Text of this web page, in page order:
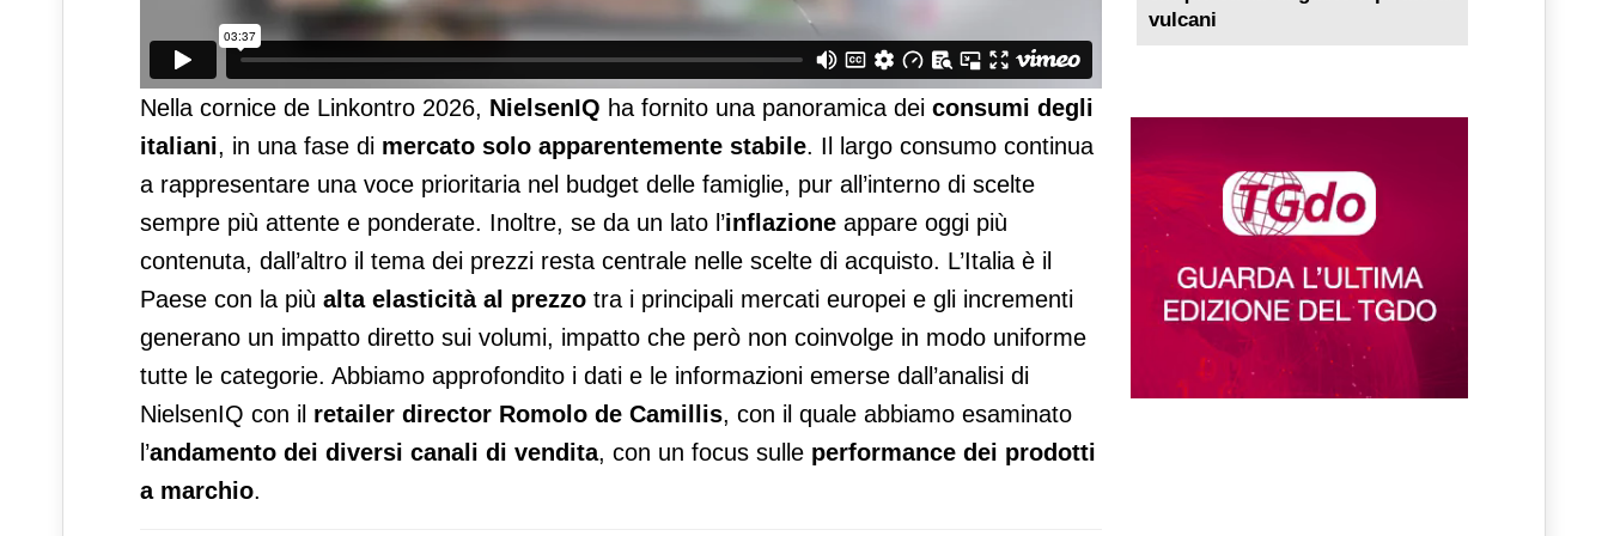
Nella cornice de Linkontro 2026, NielsenIQ ha fornito una panoramica dei consumi degli
italiani, in una fase di mercato solo apparentemente stabile. Il largo consumo continua
a rappresentare una voce prioritaria nel budget delle famiglie, pur all’interno di scelte
sempre più attente e ponderate. Inoltre, se da un lato l’inflazione appare oggi più
contenuta, dall’altro il tema dei prezzi resta centrale nelle scelte di acquisto. L’Italia è il
Paese con la più alta elasticità al prezzo tra i principali mercati europei e gli incrementi
generano un impatto diretto sui volumi, impatto che però non coinvolge in modo uniforme
tutte le categorie. Abbiamo approfondito i dati e le informazioni emerse dall’analisi di
NielsenIQ con il retailer director Romolo de Camillis, con il quale abbiamo esaminato
l’andamento dei diversi canali di vendita, con un focus sulle performance dei prodotti
a marchio.
vulcani